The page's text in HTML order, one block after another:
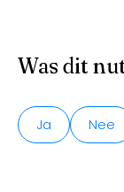
Was dit
Ja Nee